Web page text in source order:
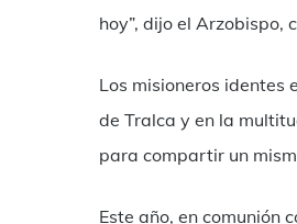
hoy”, dijo el Arzobispo,
Los misioneros identes
de Tralca y en la
para compartir un
Este año, en comunión